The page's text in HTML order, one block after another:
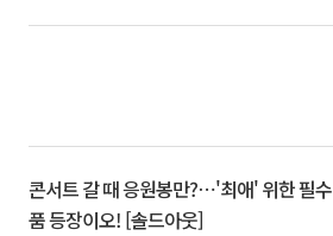
콘서트 갈 때 응원봉만?⋯'최애' 위한 필수
품 등장이오! [솔드아웃]